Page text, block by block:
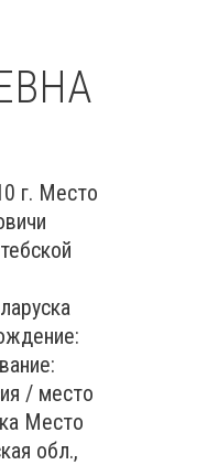
г. Место
/ место
Место
обл.,